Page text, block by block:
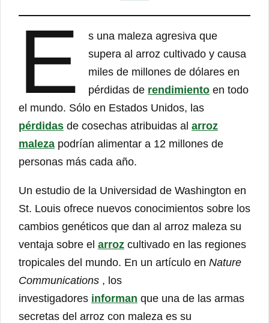
E
s una maleza agresiva que
supera al arroz cultivado y causa
miles de millones de dólares en
pérdidas de rendimiento en todo
el mundo. Sólo en Estados Unidos, las
pérdidas de cosechas atribuidas al arroz
maleza podrían alimentar a 12 millones de
personas más cada año.
Un estudio de la Universidad de Washington en
St. Louis ofrece nuevos conocimientos sobre los
cambios genéticos que dan al arroz maleza su
ventaja sobre el arroz cultivado en las regiones
tropicales del mundo. En un artículo en Nature
Communications , los
investigadores informan que una de las armas
secretas del arroz con maleza es su